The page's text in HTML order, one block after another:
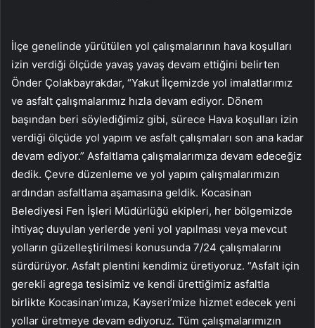
İlçe genelinde yürütülen yol çalışmalarının hava koşulları
izin verdiği ölçüde yavaş yavaş devam ettiğini belirten
Önder Çolakbayrakdar, “Yakut İlçemizde yol imalatlarımız
ve asfalt çalışmalarımız hızla devam ediyor. Dönem
başından beri söylediğimiz gibi, sürece Hava koşulları izin
verdiği ölçüde yol yapım ve asfalt çalışmaları son ana kadar
devam ediyor.” Asfaltlama çalışmalarımıza devam edeceğiz
dedik. Çevre düzenleme ve yol yapım çalışmalarımızın
ardından asfaltlama aşamasına geldik. Kocasinan
Belediyesi Fen İşleri Müdürlüğü ekipleri, her bölgemizde
ihtiyaç duyulan yerlerde yeni yol yapılması veya mevcut
yolların güzelleştirilmesi konusunda 7/24 çalışmalarını
sürdürüyor. Asfalt plentini kendimiz üretiyoruz. “Asfalt için
gerekli agrega tesisimiz ve kendi ürettiğimiz asfaltla
birlikte Kocasinan’ımıza, Kayseri’mize hizmet edecek yeni
yollar üretmeye devam ediyoruz. Tüm çalışmalarımızın